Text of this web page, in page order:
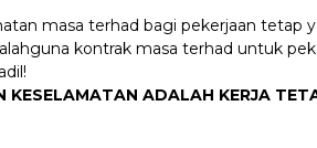
masa terhad bagi pekerjaan tetap
kontrak masa terhad untuk
KESELAMATAN ADALAH KERJA